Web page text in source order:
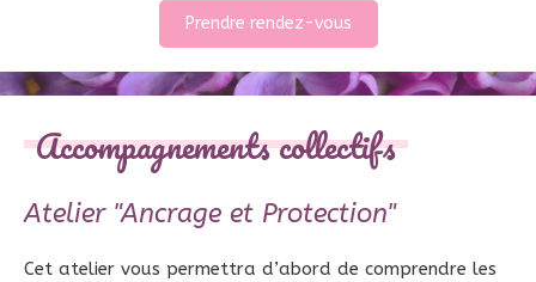
Prendre rendez-vous
Accompagnements collectifs
Atelier "Ancrage et Protection"
Cet atelier vous permettra d’abord de comprendre les